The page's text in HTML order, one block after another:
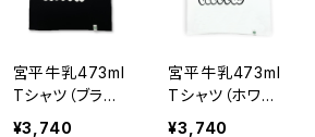
宮平牛乳473ml
Tシャツ（ブラッ
ク） | 宮平牛乳
¥3,740
宮平牛乳473ml
Tシャツ（ホワイ
ト） | 宮平牛乳
¥3,740